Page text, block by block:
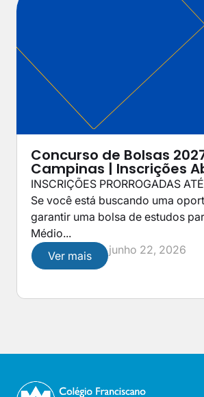
Concurso de Bolsas
Campinas | Inscrições
INSCRIÇÕES PRORROGADAS
Se você está buscando uma
garantir uma bolsa de estudos
Médio...
Ver mais
junho 22, 2026